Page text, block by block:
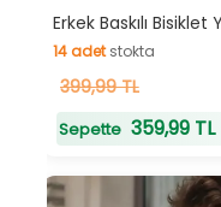
Erkek Baskılı
14adetstokta
14adetstokta
399,99 TL
Sepette359,99 TL